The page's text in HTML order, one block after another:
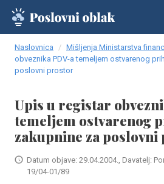
Naslovnica Mišljenja Ministarstva
obveznika PDV-a temeljem ostvarenog
poslovni prostor
Upis u registar
temeljem ostvarenog
zakupnine za
Datum objave: 29.04.2004., Davatelj:
19/04-01/89